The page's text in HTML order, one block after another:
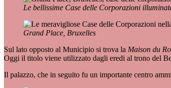
Le bellissime Case delle Corporazioni
Grand Place, Bruxelles
Sul lato opposto al Municipio si trova la Maison du
Oggi il titolo viene utilizzato dagli eredi al trono del
Il palazzo, che in seguito fu un importante centro